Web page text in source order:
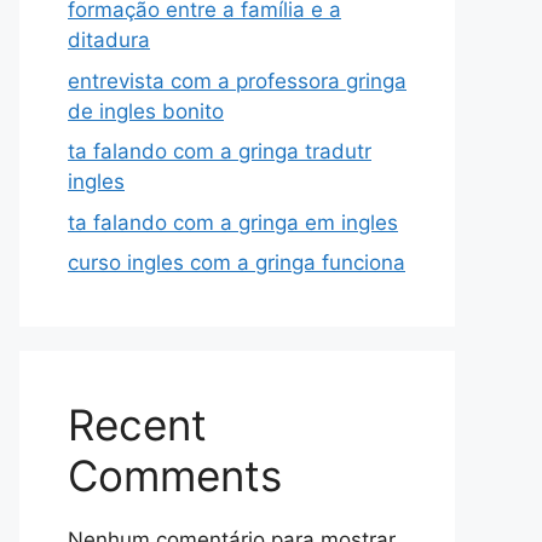
formação entre a família e a
ditadura
entrevista com a professora gringa
de ingles bonito
ta falando com a gringa tradutr
ingles
ta falando com a gringa em ingles
curso ingles com a gringa funciona
Recent
Comments